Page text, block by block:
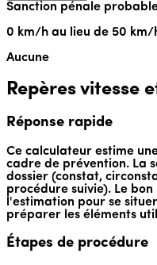
Sanction pénale
0 km/h au lieu de 50 km/
Aucune
Repères vitesse
Réponse rapide
Ce calculateur estime
cadre de prévention. La
dossier (constat,
procédure suivie). Le
l'estimation pour se
préparer les éléments
Étapes de procédure